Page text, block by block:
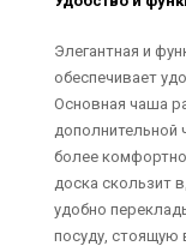
Элегантная и
обеспечивает
Основная чаша
дополнительной
более
доска скользит
удобно
посуду, стоящую